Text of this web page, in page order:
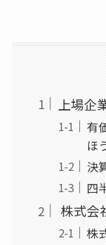
上場企
有
ほ
決
四
株式会
株